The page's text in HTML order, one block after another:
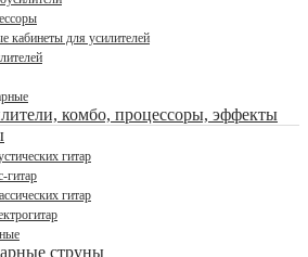
кабинеты для усилителей
комбо, процессоры, эффекты
гитар
гитар
гитар
струны